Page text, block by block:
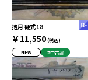
抱月 硬式18
￥11,550(税込)
NEW
#中古品